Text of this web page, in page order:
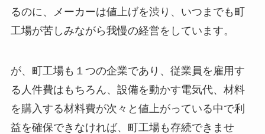
るのに、メーカーは値上げを渋り、いつまでも町
工場が苦しみながら我慢の経営をしています。
が、町工場も１つの企業であり、従業員を雇用す
る人件費はもちろん、設備を動かす電気代、材料
を購入する材料費が次々と値上がっている中で利
益を確保できなければ、町工場も存続できませ